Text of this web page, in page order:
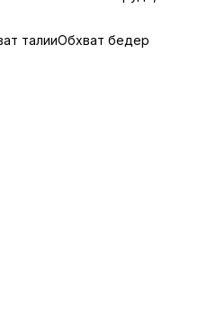
талииОбхват бедер